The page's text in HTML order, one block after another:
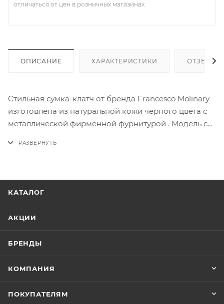
отличаться от цен в розничных магазинах
ОПИСАНИЕ ХАРАКТЕРИСТИКИ ОТЗЫВЫ
Стильная сумка-клатч от бренда Francesco Molinary
изготовлена из натуральной кожи черного цвета с
металлической фирменной фурнитурой . Модель со
КАТАЛОГ
АКЦИИ
БРЕНДЫ
КОМПАНИЯ
ПОКУПАТЕЛЯМ